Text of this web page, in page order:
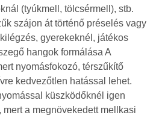
(tyúkmell, tölcsérmell), stb.
szájon át történő préselés vagy
gyerekeknél, játékos
hangok formálása A
nyomásfokozó, térszűkítő
kedvezőtlen hatással lehet.
küszködőknél igen
a megnövekedett mellkasi